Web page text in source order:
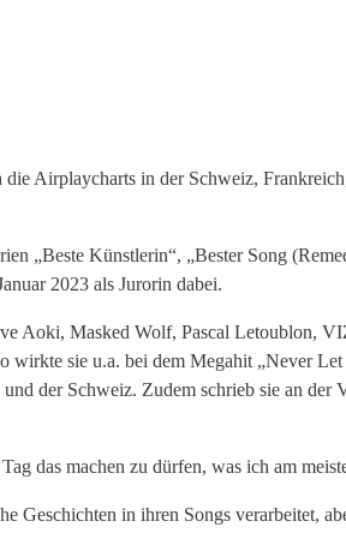
Airplaycharts in der Schweiz,
„Beste Künstlerin“, „Bester Song
2023 als Jurorin dabei.
Aoki, Masked Wolf, Pascal Letoublon,
wirkte sie u.a. bei dem Megahit „Never
der Schweiz. Zudem schrieb sie an
das machen zu dürfen, was ich am
Geschichten in ihren Songs verarbeitet,